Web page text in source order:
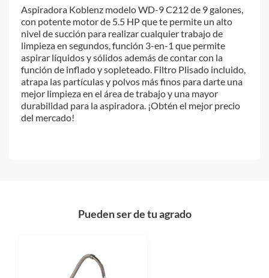
Aspiradora Koblenz modelo WD-9 C212 de 9 galones,
con potente motor de 5.5 HP que te permite un alto
nivel de succión para realizar cualquier trabajo de
limpieza en segundos, función 3-en-1 que permite
aspirar líquidos y sólidos además de contar con la
función de inflado y sopleteado. Filtro Plisado incluido,
atrapa las partículas y polvos más finos para darte una
mejor limpieza en el área de trabajo y una mayor
durabilidad para la aspiradora. ¡Obtén el mejor precio
del mercado!
Pueden ser de tu agrado